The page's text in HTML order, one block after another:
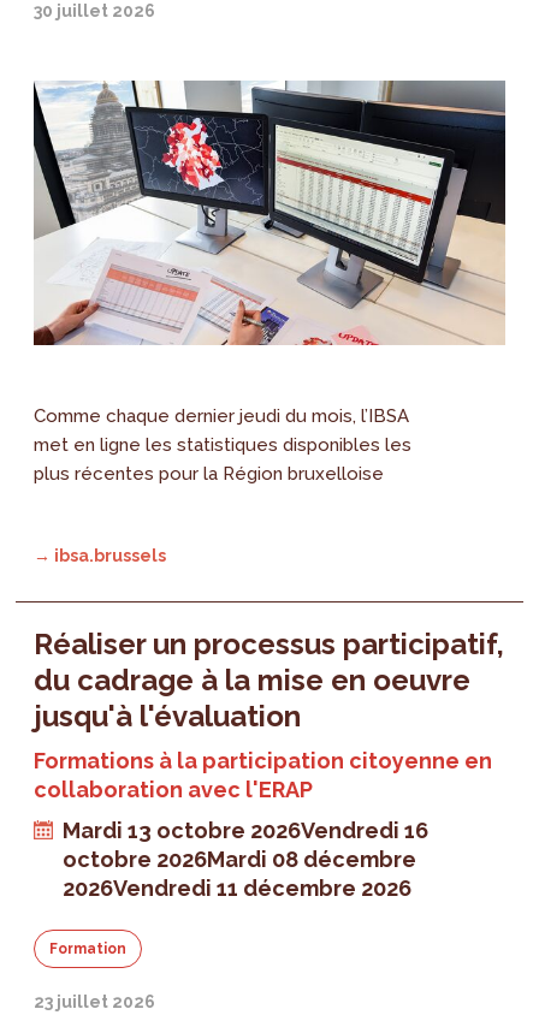
30 juillet 2026
Comme chaque dernier jeudi du mois, l’IBSA
met en ligne les statistiques disponibles les
plus récentes pour la Région bruxelloise
→ ibsa.brussels
Réaliser un processus participatif,
du cadrage à la mise en oeuvre
jusqu'à l'évaluation
Formations à la participation citoyenne en
collaboration avec l'ERAP
Mardi 13 octobre 2026Vendredi 16
octobre 2026Mardi 08 décembre
2026Vendredi 11 décembre 2026
Formation
23 juillet 2026